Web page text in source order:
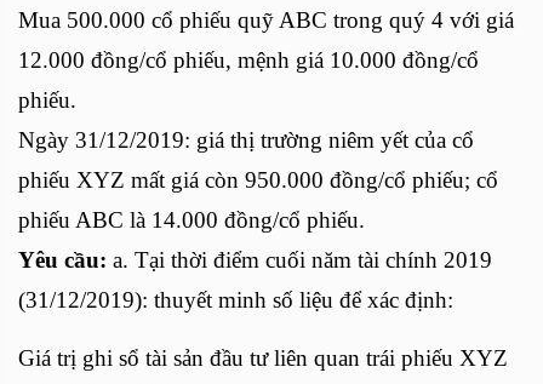
Mua 500.000 cổ phiếu quỹ ABC trong quý 4 với giá
12.000 đồng/cổ phiếu, mệnh giá 10.000 đồng/cổ
phiếu.
Ngày 31/12/2019: giá thị trường niêm yết của cổ
phiếu XYZ mất giá còn 950.000 đồng/cổ phiếu; cổ
phiếu ABC là 14.000 đồng/cổ phiếu.
Yêu cầu: a. Tại thời điểm cuối năm tài chính 2019
(31/12/2019): thuyết minh số liệu để xác định:
Giá trị ghi sổ tài sản đầu tư liên quan trái phiếu XYZ